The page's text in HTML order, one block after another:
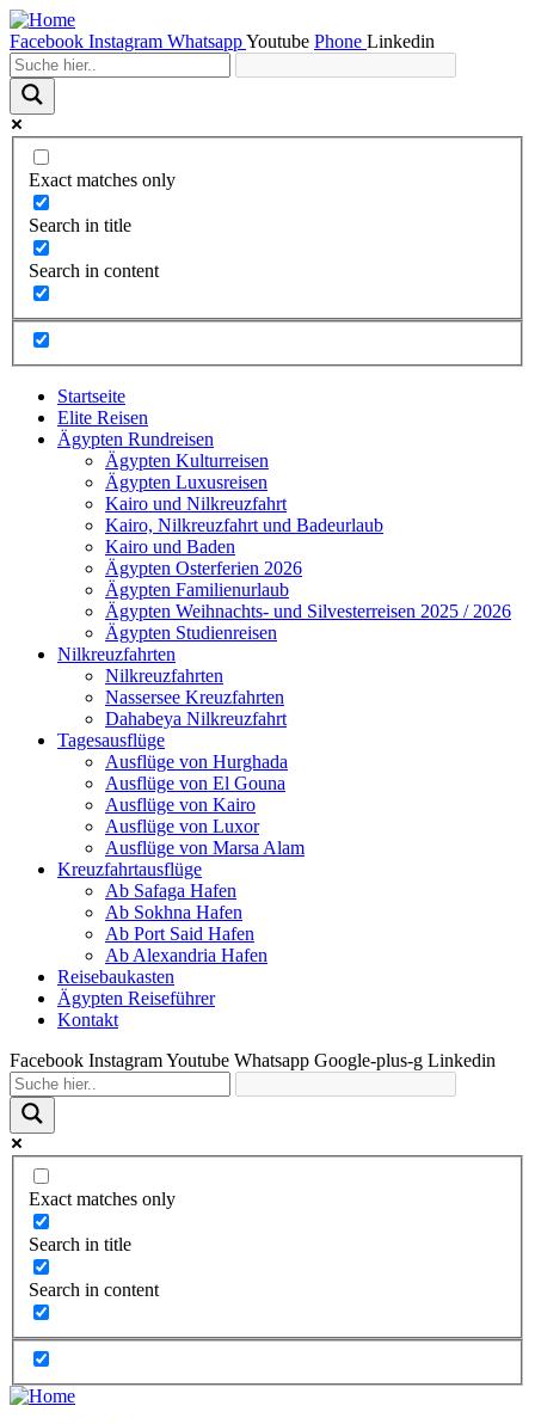
Facebook Instagram WhatsappYoutube Phone Linkedin
Exact matches only
Search in title
Search in content
Startseite
Elite Reisen
Ägypten Rundreisen
Ägypten Kulturreisen
Ägypten Luxusreisen
Kairo und Nilkreuzfahrt
Kairo, Nilkreuzfahrt und Badeurlaub
Kairo und Baden
Ägypten Osterferien 2026
Ägypten Familienurlaub
Ägypten Weihnachts- und Silvesterreisen 2025 / 2026
Ägypten Studienreisen
Nilkreuzfahrten
Nilkreuzfahrten
Nassersee Kreuzfahrten
Dahabeya Nilkreuzfahrt
Tagesausflüge
Ausflüge von Hurghada
Ausflüge von El Gouna
Ausflüge von Kairo
Ausflüge von Luxor
Ausflüge von Marsa Alam
Kreuzfahrtausflüge
Ab Safaga Hafen
Ab Sokhna Hafen
Ab Port Said Hafen
Ab Alexandria Hafen
Reisebaukasten
Ägypten Reiseführer
Kontakt
Facebook InstagramYoutube Whatsapp Google-plus-g Linkedin
Exact matches only
Search in title
Search in content